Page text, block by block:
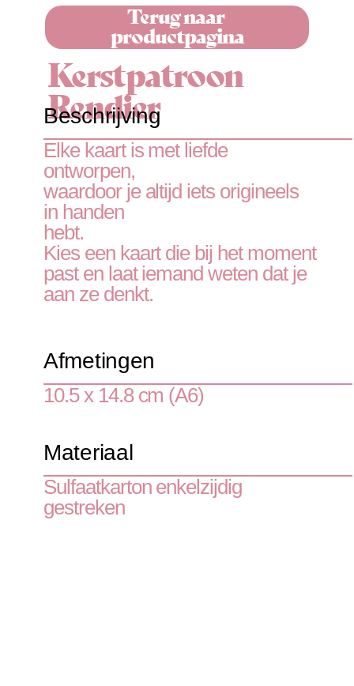
Terug naar
productpagina
Kerstpatroon
Rendier
Materiaal
Sulfaatkarton enkelzijdig
gestreken
Beschrijving
Elke kaart is met liefde
ontworpen,
waardoor je altijd iets origineels
in handen
hebt.
Kies een kaart die bij het moment
past en laat iemand weten dat je
aan ze denkt.
Afmetingen
10.5 x 14.8 cm (A6)